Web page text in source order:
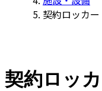
契約ロッカー
契約ロッ